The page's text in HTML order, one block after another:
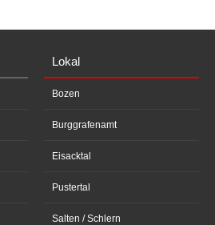
Lokal
Bozen
Burggrafenamt
Eisacktal
Pustertal
Salten / Schlern